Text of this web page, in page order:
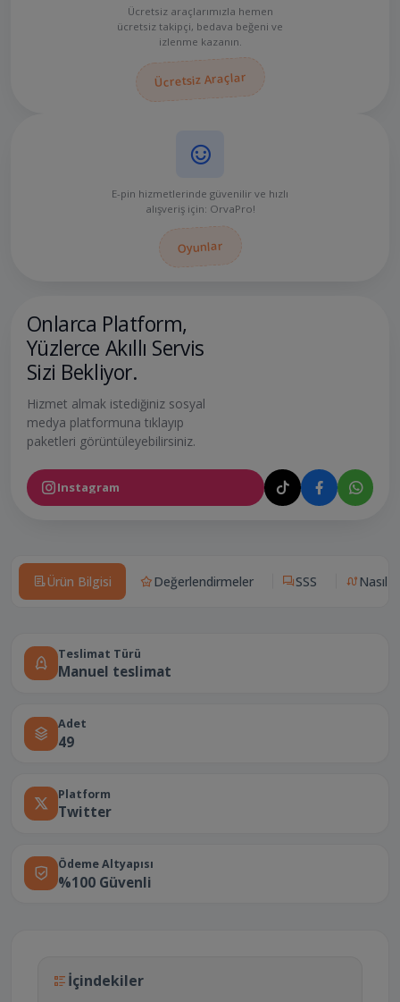
Ücretsiz araçlarımızla hemen
ücretsiz takipçi, bedava beğeni ve
izlenme kazanın.
Ücretsiz Araçlar
E-pin hizmetlerinde güvenilir ve hızlı
alışveriş için: OrvaPro!
Oyunlar
Onlarca Platform,
Yüzlerce Akıllı Servis
Sizi Bekliyor.
Hizmet almak istediğiniz sosyal
medya platformuna tıklayıp
paketleri görüntüleyebilirsiniz.
Instagram
Ürün Bilgisi Değerlendirmeler SSS Nasıl
Teslimat Türü
Manuel teslimat
Adet
49
Platform
Twitter
Ödeme Altyapısı
%100 Güvenli
İçindekiler